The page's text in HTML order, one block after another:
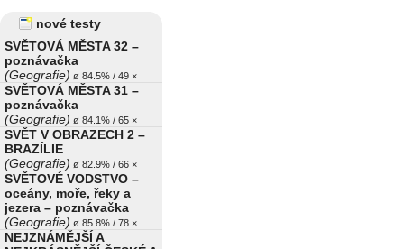
nové testy
SVĚTOVÁ MĚSTA 32 –
poznávačka
(Geografie) ø 84.5% / 49 ×
SVĚTOVÁ MĚSTA 31 –
poznávačka
(Geografie) ø 84.1% / 65 ×
SVĚT V OBRAZECH 2 –
BRAZÍLIE
(Geografie) ø 82.9% / 66 ×
SVĚTOVÉ VODSTVO –
oceány, moře, řeky a
jezera – poznávačka
(Geografie) ø 85.8% / 78 ×
NEJZNÁMĚJŠÍ A